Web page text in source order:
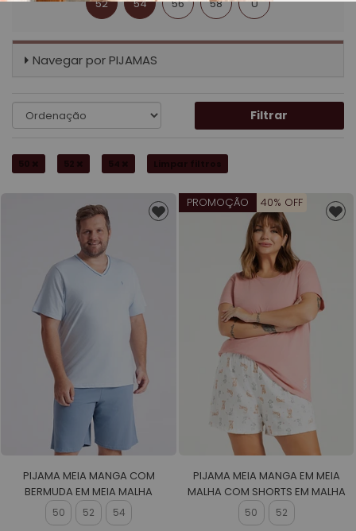
52 54 56 58 U
Navegar porPIJAMAS
Filtrar
PIJAMA MEIA MANGA COM
BERMUDA EM MEIA MALHA
MASCULINO
50 52 54
PROMOÇÃO 40% OFF
PIJAMA MEIA MANGA EM MEIA
MALHA COM SHORTS EM MALHA
ROTATIVA FEMININO
50 52